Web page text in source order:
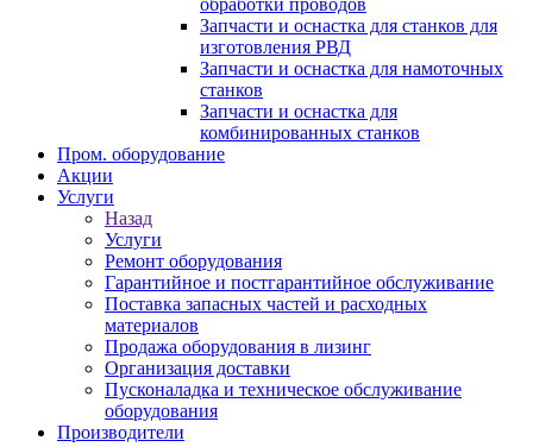
обработки проводов
Запчасти и оснастка для станков для
изготовления РВД
Запчасти и оснастка для намоточных
станков
Запчасти и оснастка для
комбинированных станков
Пром. оборудование
Акции
Услуги
Назад
Услуги
Ремонт оборудования
Гарантийное и постгарантийное обслуживание
Поставка запасных частей и расходных
материалов
Продажа оборудования в лизинг
Организация доставки
Пусконаладка и техническое обслуживание
оборудования
Производители